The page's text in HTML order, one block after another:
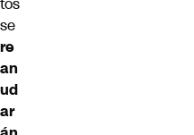
tos
se
re
an
ud
ar